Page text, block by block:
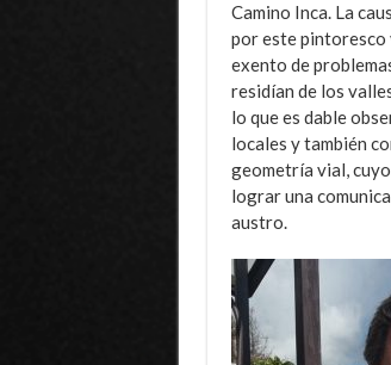
Camino Inca. La
por este pintoresco
exento de
residían de los
lo que es dable
locales y también
geometría vial,
lograr una
austro.